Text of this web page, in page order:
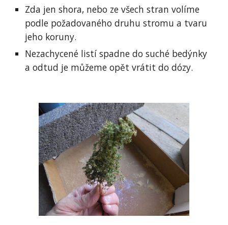
Zda jen shora, nebo ze všech stran volíme
podle požadovaného druhu stromu a tvaru
jeho koruny.
Nezachycené listí spadne do suché bedýnky
a odtud je můžeme opět vrátit do dózy.